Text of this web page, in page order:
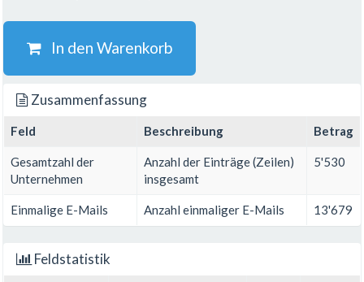
In den Warenkorb
Zusammenfassung
Feld Beschreibung Betrag
Gesamtzahl der
Unternehmen
Anzahl der Einträge (Zeilen)
insgesamt
5'530
Einmalige E-Mails Anzahl einmaliger E-Mails 13'679
Feldstatistik